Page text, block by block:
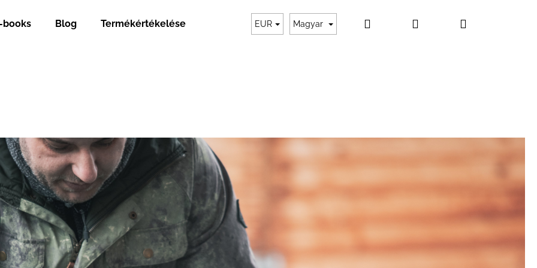
books Blog Termékértékelések Szállítás és fizetés Rólunk Kapcsolat Rendelésem
EUR Magyar Keresés Bejelentkezés
Kosár
Ajánljuk
ACÉL UZSONNÁS
GUTHERB: GYÓGYNÖVÉNY ELIXÍR AZ